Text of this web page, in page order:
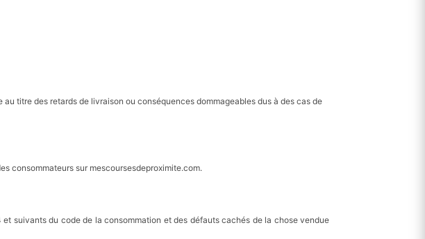
titre des retards de livraison ou conséquences dommageables dus à des cas de
consommateurs sur mescoursesdeproximite.com.
suivants du code de la consommation et des défauts cachés de la chose vendue